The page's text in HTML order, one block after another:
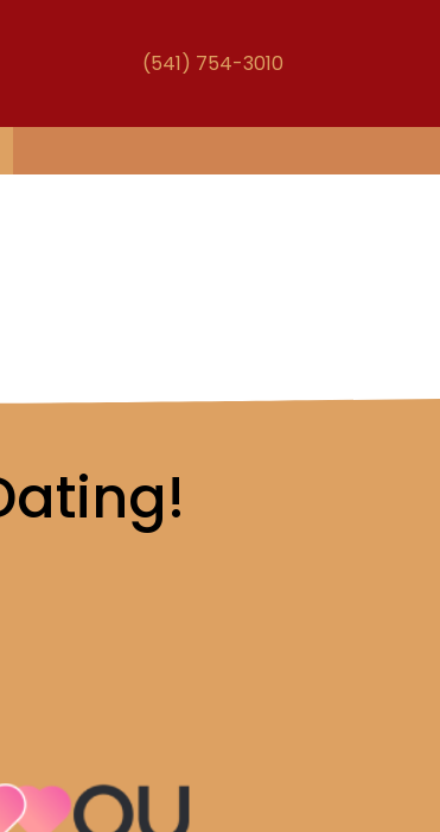
(541) 754-3010